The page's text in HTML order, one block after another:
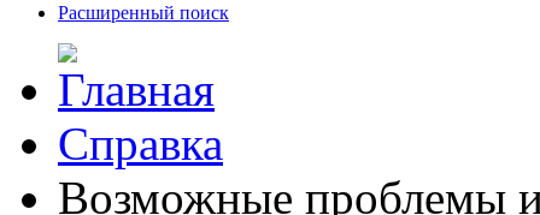
Расширенный поиск
Справка
Возможные проблемы